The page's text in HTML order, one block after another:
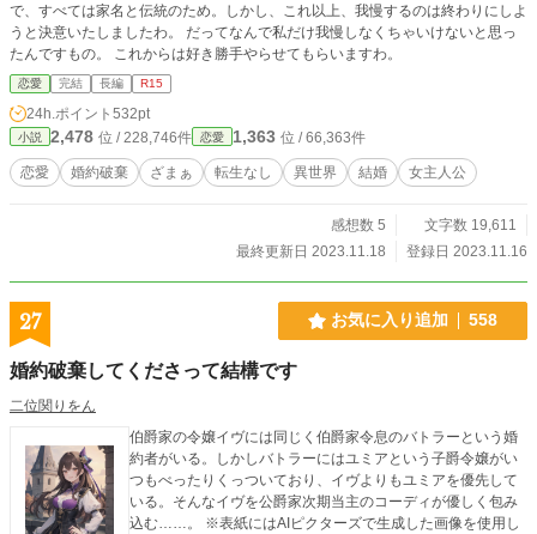
で、すべては家名と伝統のため。しかし、これ以上、我慢するのは終わりにしよ
うと決意いたしましたわ。 だってなんで私だけ我慢しなくちゃいけないと思っ
たんですもの。 これからは好き勝手やらせてもらいますわ。
恋愛 完結 長編 R15
24h.ポイント 532pt
小説 2,478 位 / 228,746件 恋愛 1,363 位 / 66,363件
恋愛 婚約破棄 ざまぁ 転生なし 異世界 結婚 女主人公
感想数 5
文字数 19,611
最終更新日 2023.11.18
登録日 2023.11.16
27 お気に入り追加 558
婚約破棄してくださって結構です
二位関りをん
伯爵家の令嬢イヴには同じく伯爵家令息のバトラーという婚
約者がいる。しかしバトラーにはユミアという子爵令嬢がい
つもべったりくっついており、イヴよりもユミアを優先して
いる。そんなイヴを公爵家次期当主のコーディが優しく包み
込む……。 ※表紙にはAIピクターズで生成した画像を使用し